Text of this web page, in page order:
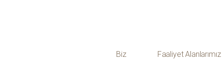
Biz Faaliyet Alanlarımız